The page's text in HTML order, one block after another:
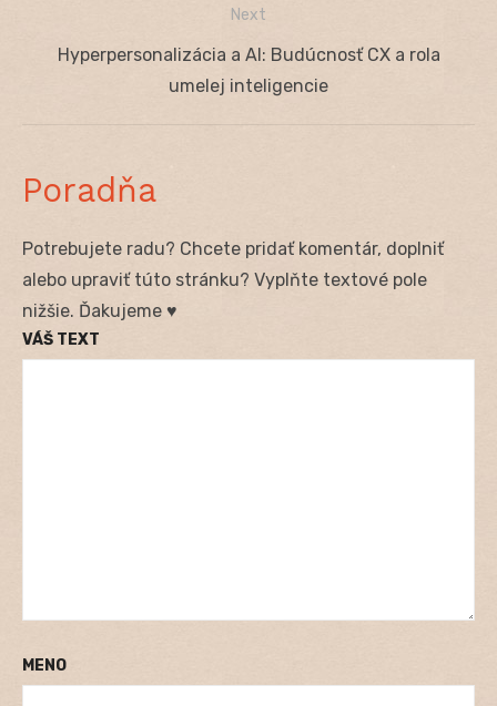
Next
NextHyperpersonalizácia a AI: Budúcnosť CX a rola
umelej inteligencie
Poradňa
Potrebujete radu? Chcete pridať komentár, doplniť
alebo upraviť túto stránku? Vyplňte textové pole
nižšie. Ďakujeme ♥
VÁŠ TEXT
MENO